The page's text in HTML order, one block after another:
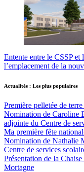
Entente entre le CSSP
l’emplacement de la
Actualités : Les plus populaires
Première pelletée de
Nomination de Caroline
adjointe du Centre de
Ma première fête
Nomination de Nathalie
Centre de services
Présentation de la
Mortagne